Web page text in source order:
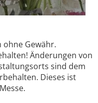
ohne Gewähr.
Änderungen von
sind dem
Dieses ist